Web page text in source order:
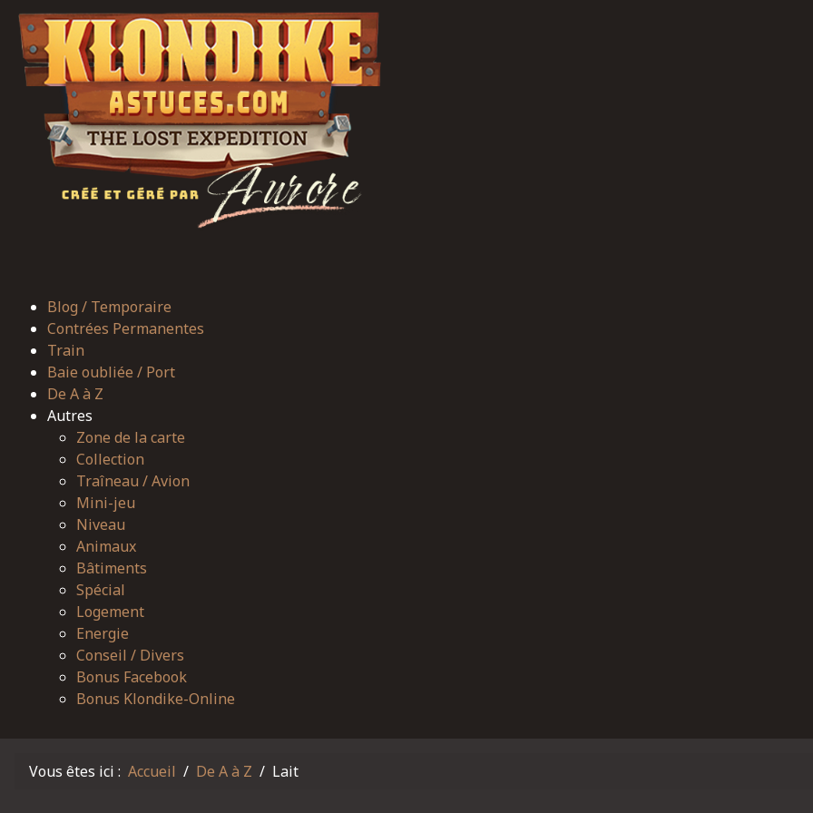
Blog / Temporaire
Contrées Permanentes
Train
Baie oubliée / Port
De A à Z
Autres
Zone de la carte
Collection
Traîneau / Avion
Mini-jeu
Niveau
Animaux
Bâtiments
Spécial
Logement
Energie
Conseil / Divers
Bonus Facebook
Bonus Klondike-Online
Vous êtes ici : Accueil De A à Z Lait